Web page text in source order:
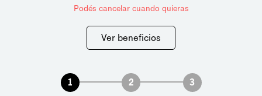
Podés cancelar cuando quieras
Ver beneficios
1 2 3